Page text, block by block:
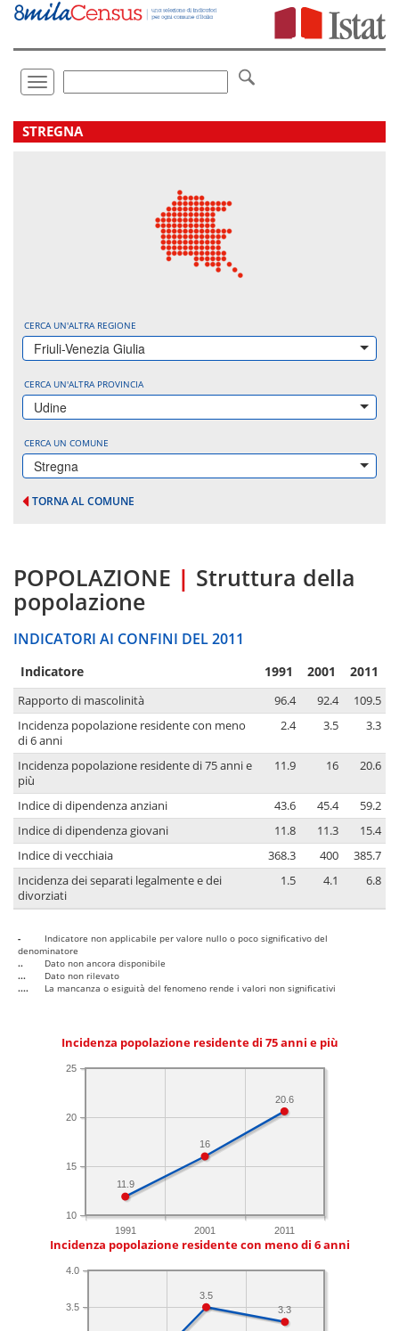
Vai
direttamente
Toggle
navigation
.
STREGNA
CERCA UN'ALTRA REGIONE
Friuli-Venezia Giulia
CERCA UN'ALTRA PROVINCIA
Udine
CERCA UN COMUNE
Stregna
TORNA AL COMUNE
POPOLAZIONE | Struttura della
popolazione
INDICATORI AI CONFINI DEL 2011
Indicatore 1991 2001 2011
Rapporto di mascolinità 96.4 92.4
109.5
Incidenza popolazione residente con meno
di 6 anni
2.4 3.5 3.3
Incidenza popolazione residente di 75 anni e
più
11.9 16 20.6
Indice di dipendenza anziani 43.6 45.4
59.2
Indice di dipendenza giovani
11.8 11.3
15.4
Indice di vecchiaia
368.3 400
385.7
Incidenza dei separati legalmente e dei
divorziati
1.5 4.1 6.8
-
Indicatore non applicabile per valore nullo o poco significativo del
denominatore
..
Dato non ancora disponibile
...
Dato non rilevato
....
La mancanza o esiguità del fenomeno rende i valori non significativi
Incidenza popolazione residente di 75 anni e più
1991 2001 2011
10
15
20
25
20.6
16
11.9
Incidenza popolazione residente con meno di 6 anni
3.5
4.0
3.3
3.5